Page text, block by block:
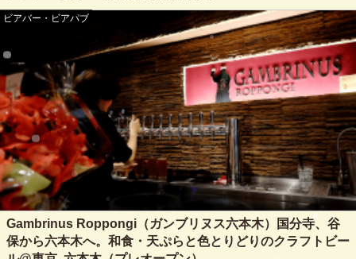
ビアバー・ビアパブ
Gambrinus Roppongi（ガンブリヌス六本木）国分寺、谷
保から六本木へ。和食・天ぷらと色とりどりのクラフトビー